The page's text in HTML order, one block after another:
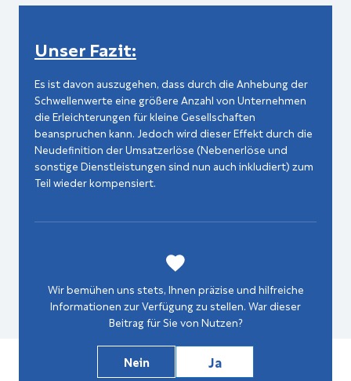
Unser Fazit:
Es ist davon auszugehen, dass durch die Anhebung der
Schwellenwerte eine größere Anzahl von Unternehmen
die Erleichterungen für kleine Gesellschaften
beanspruchen kann. Jedoch wird dieser Effekt durch die
Neudefinition der Umsatzerlöse (Nebenerlöse und
sonstige Dienstleistungen sind nun auch inkludiert) zum
Teil wieder kompensiert.
Wir bemühen uns stets, Ihnen präzise und hilfreiche
Informationen zur Verfügung zu stellen. War dieser
Beitrag für Sie von Nutzen?
Nein Ja